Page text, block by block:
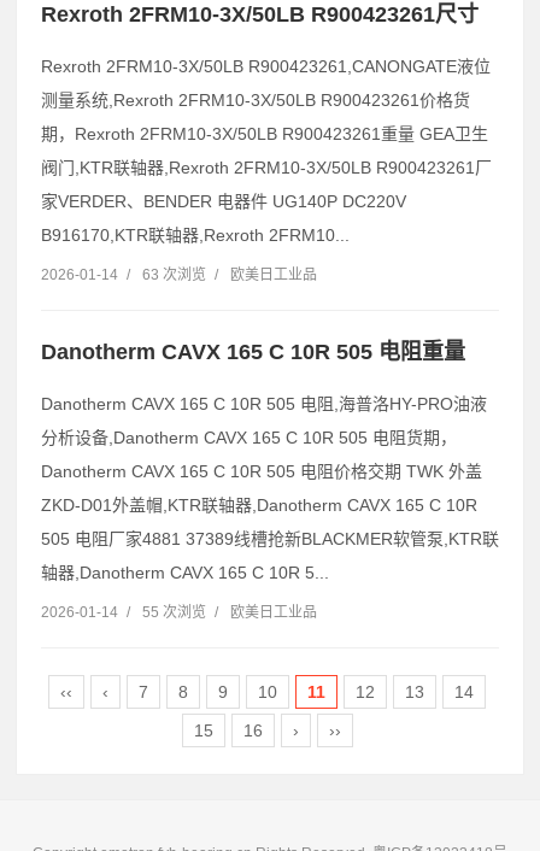
Rexroth 2FRM10-3X/50LB R900423261尺寸
Rexroth 2FRM10-3X/50LB R900423261,CANONGATE液位
测量系统,Rexroth 2FRM10-3X/50LB R900423261价格货
期，Rexroth 2FRM10-3X/50LB R900423261重量 GEA卫生
阀门,KTR联轴器,Rexroth 2FRM10-3X/50LB R900423261厂
家VERDER、BENDER 电器件 UG140P DC220V
B916170,KTR联轴器,Rexroth 2FRM10...
2026-01-14 / 63 次浏览 / 欧美日工业品
Danotherm CAVX 165 C 10R 505 电阻重量
Danotherm CAVX 165 C 10R 505 电阻,海普洛HY-PRO油液
分析设备,Danotherm CAVX 165 C 10R 505 电阻货期，
Danotherm CAVX 165 C 10R 505 电阻价格交期 TWK 外盖
ZKD-D01外盖帽,KTR联轴器,Danotherm CAVX 165 C 10R
505 电阻厂家4881 37389线槽抢新BLACKMER软管泵,KTR联
轴器,Danotherm CAVX 165 C 10R 5...
2026-01-14 / 55 次浏览 / 欧美日工业品
‹‹ ‹ 7 8 9 10 11 12 13
14
15
16 › ››